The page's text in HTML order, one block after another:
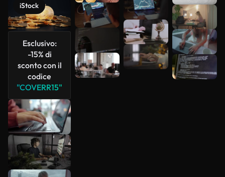
iStock
Esclusivo:
-15% di
sconto con il
codice
"COVERR15"
Scopri di
più